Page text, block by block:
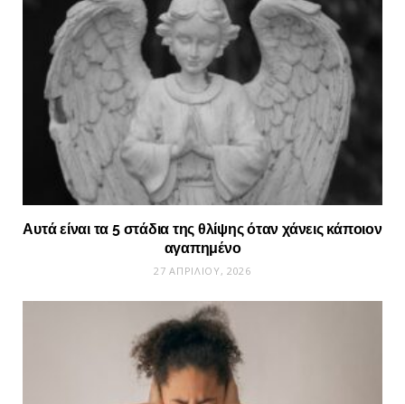
Αυτά είναι τα 5 στάδια της θλίψης όταν χάνεις κάποιον
αγαπημένο
27 ΑΠΡΙΛΊΟΥ, 2026